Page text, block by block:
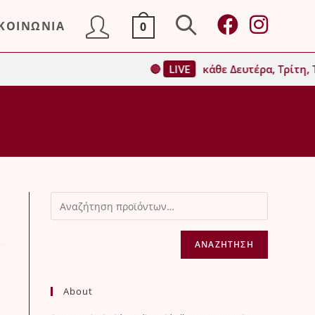
0 Toggle
website
🔴 LIVE κάθε Δευτέρα,
ΑΝΑΖΉΤΗΣΗ
About